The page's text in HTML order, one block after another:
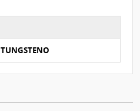
TUNGSTENO